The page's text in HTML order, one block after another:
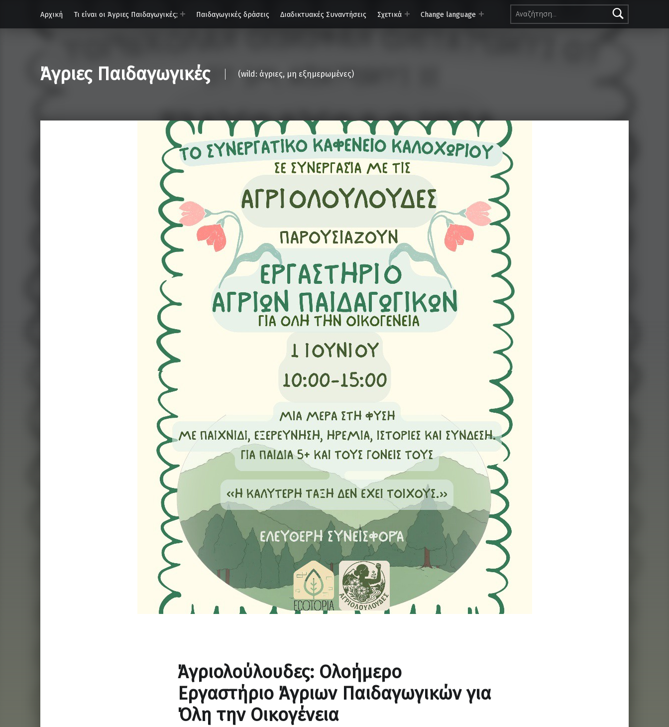
Αναζήτηση για:
Αρχική
Τι είναι οι Άγριες Παιδαγωγικές; Παιδαγωγικές δράσεις Διαδικτυακές Συναντήσεις Σχετικά Change language
Άγριες Παιδαγωγικές (wild: άγριες, μη εξημερωμένες)
Άγριολούλουδες: Ολοήμερο
Εργαστήριο Άγριων Παιδαγωγικών για
Όλη την Οικογένεια